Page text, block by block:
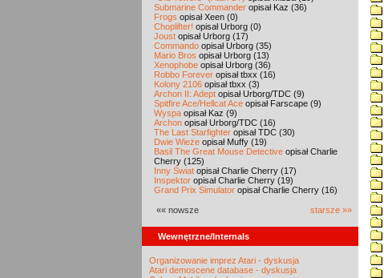
Submarine Commander opisał Kaz (36)
Frogs opisał Xeen (0)
Choplifter! opisał Urborg (0)
Joust opisał Urborg (17)
Commando opisał Urborg (35)
Mario Bros opisał Urborg (13)
Xenophobe opisał Urborg (36)
Robbo Forever opisał tbxx (16)
Kolony 2106 opisał tbxx (3)
Archon II: Adept opisał Urborg/TDC (9)
Spitfire Ace/Hellcat Ace opisał Farscape (9)
Wyspa opisał Kaz (9)
Archon opisał Urborg/TDC (16)
The Last Starfighter opisał TDC (30)
Dwie Wieże opisał Muffy (19)
Basil The Great Mouse Detective opisał Charlie
Cherry (125)
Inny Świat opisał Charlie Cherry (17)
Inspektor opisał Charlie Cherry (19)
Grand Prix Simulator opisał Charlie Cherry (16)
«« nowsze starsze »»
Wewnętrzne/Internals
Organizowanie imprez Atari - dyskusja
Atari demoscene database - dyskusja